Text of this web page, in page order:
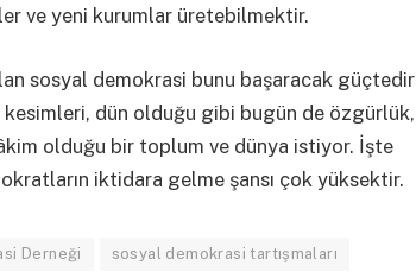
ve yeni kurumlar üretebilmektir.
sosyal demokrasi bunu başaracak güçtedir
dün olduğu gibi bugün de özgürlük,
olduğu bir toplum ve dünya istiyor. İşte
iktidara gelme şansı çok yüksektir.
Derneği sosyal demokrasi tartışmaları